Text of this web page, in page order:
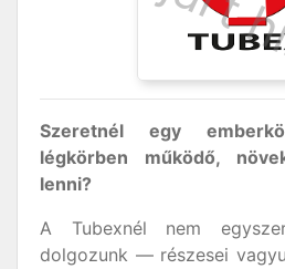
Szeretnél egy
légkörben működő,
lenni?
A Tubexnél nem
dolgozunk — részesei